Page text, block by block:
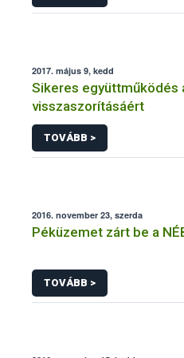
2017. május 9, kedd
Sikeres együttműködés
visszaszorításáért
TOVÁBB >
2016. november 23, szerda
Péküzemet zárt be a
TOVÁBB >